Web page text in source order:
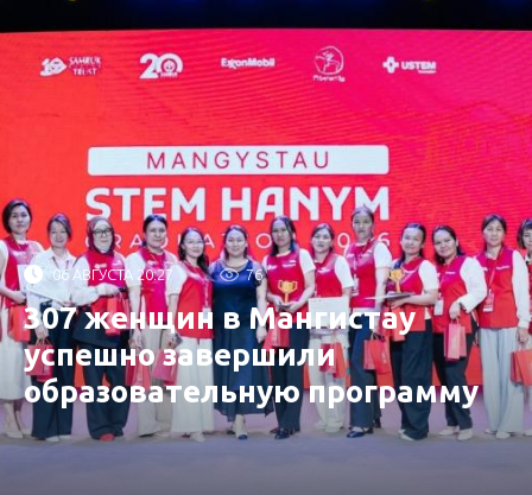
06 АВГУСТА 20:27 76
307 женщин в Мангистау
успешно завершили
образовательную программу
от «Самрук-Қазына»